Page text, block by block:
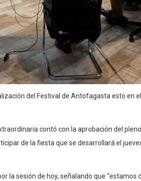
del Festival de Antofagasta esto en
contó con la aprobación del
de la fiesta que se desarrollará el
la sesión de hoy, señalando que “estamos